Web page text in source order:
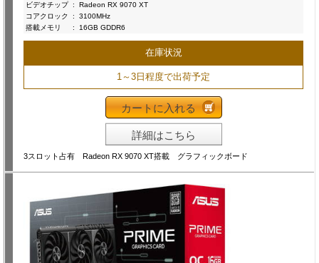
ビデオチップ :
Radeon RX 9070 XT
コアクロック
:
3100MHz
搭載メモリ
: 16GB GDDR6
在庫状況
1～3日程度で出荷予定
カートに入れる
詳細はこちら
3スロット占有 Radeon RX 9070 XT搭載 グラフィックボード